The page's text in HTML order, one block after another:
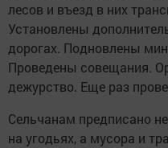
лесов и въезд в них
Установлены
дорогах. Подновлены
Проведены совещания.
дежурство. Еще раз
Сельчанам предписано
на угодьях, а мусора и